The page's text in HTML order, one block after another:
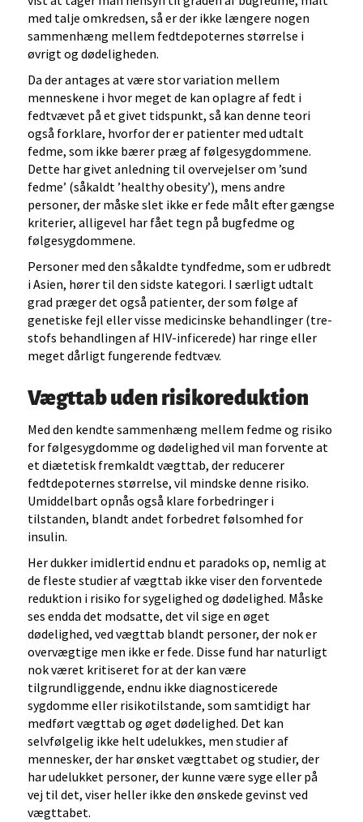
med talje omkredsen, så er der ikke længere nogen
sammenhæng mellem fedtdepoternes størrelse i
øvrigt og dødeligheden.
Da der antages at være stor variation mellem
menneskene i hvor meget de kan oplagre af fedt i
fedtvævet på et givet tidspunkt, så kan denne teori
også forklare, hvorfor der er patienter med udtalt
fedme, som ikke bærer præg af følgesygdommene.
Dette har givet anledning til overvejelser om ’sund
fedme’ (såkaldt ’healthy obesity’), mens andre
personer, der måske slet ikke er fede målt efter gængse
kriterier, alligevel har fået tegn på bugfedme og
følgesygdommene.
Personer med den såkaldte tyndfedme, som er udbredt
i Asien, hører til den sidste kategori. I særligt udtalt
grad præger det også patienter, der som følge af
genetiske fejl eller visse medicinske behandlinger (tre-
stofs behandlingen af HIV-inficerede) har ringe eller
meget dårligt fungerende fedtvæv.
Vægttab uden risikoreduktion
Med den kendte sammenhæng mellem fedme og risiko
for følgesygdomme og dødelighed vil man forvente at
et diætetisk fremkaldt vægttab, der reducerer
fedtdepoternes størrelse, vil mindske denne risiko.
Umiddelbart opnås også klare forbedringer i
tilstanden, blandt andet forbedret følsomhed for
insulin.
Her dukker imidlertid endnu et paradoks op, nemlig at
de fleste studier af vægttab ikke viser den forventede
reduktion i risiko for sygelighed og dødelighed. Måske
ses endda det modsatte, det vil sige en øget
dødelighed, ved vægttab blandt personer, der nok er
overvægtige men ikke er fede. Disse fund har naturligt
nok været kritiseret for at der kan være
tilgrundliggende, endnu ikke diagnosticerede
sygdomme eller risikotilstande, som samtidigt har
medført vægttab og øget dødelighed. Det kan
selvfølgelig ikke helt udelukkes, men studier af
mennesker, der har ønsket vægttabet og studier, der
har udelukket personer, der kunne være syge eller på
vej til det, viser heller ikke den ønskede gevinst ved
vægttabet.